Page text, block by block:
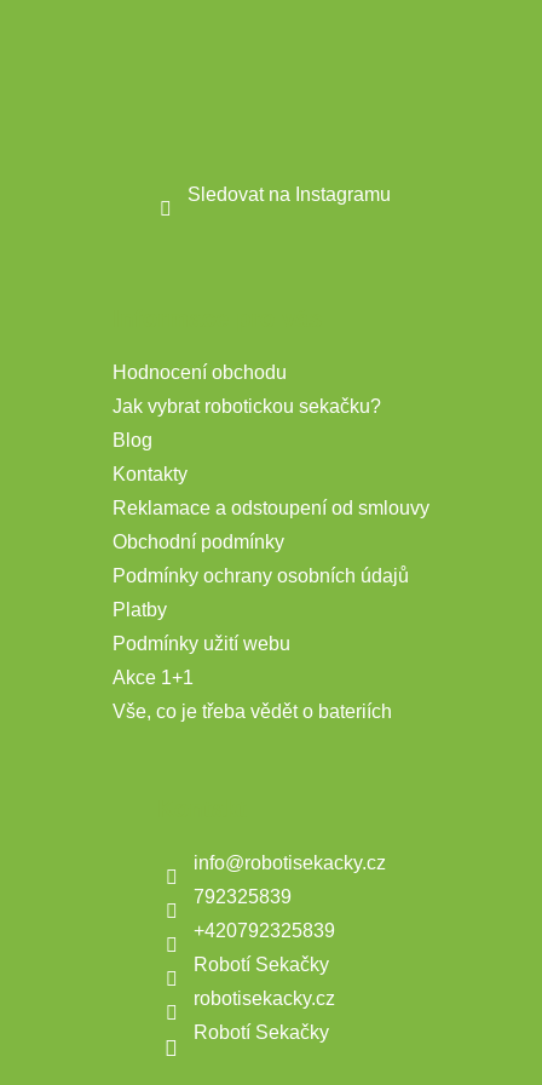
Sledovat na Instagramu
Hodnocení obchodu
Jak vybrat robotickou sekačku?
Blog
Kontakty
Reklamace a odstoupení od smlouvy
Obchodní podmínky
Podmínky ochrany osobních údajů
Platby
Podmínky užití webu
Akce 1+1
Vše, co je třeba vědět o bateriích
info@robotisekacky.cz
792325839
+420792325839
Robotí Sekačky
robotisekacky.cz
Robotí Sekačky